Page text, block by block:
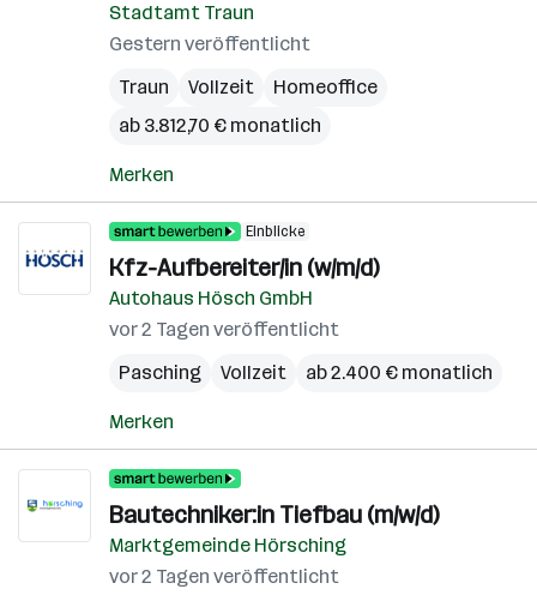
Stadtamt Traun
Gestern veröffentlicht
Traun
Vollzeit
Homeoffice
ab 3.812,70 € monatlich
Merken
Einblicke
Kfz-Aufbereiter/in (w/m/d)
Autohaus Hösch GmbH
vor 2 Tagen veröffentlicht
Pasching
Vollzeit ab 2.400 € monatlich
Merken
Bautechniker:in Tiefbau (m/w/d)
Marktgemeinde Hörsching
vor 2 Tagen veröffentlicht